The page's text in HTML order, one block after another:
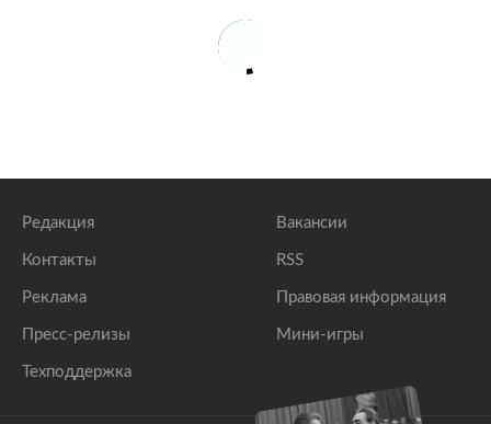
Редакция
Контакты
Реклама
Пресс-релизы
Техподдержка
Вакансии
RSS
Правовая информация
Мини-игры